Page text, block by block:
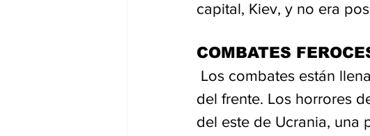
capital, Kiev, y no era
COMBATES
del frente. Los horrores
del este de Ucrania, una